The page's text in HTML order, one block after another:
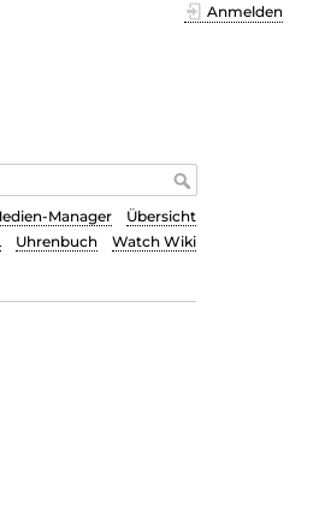
Anmelden
Manager
Übersicht
Uhrenbuch Watch Wiki